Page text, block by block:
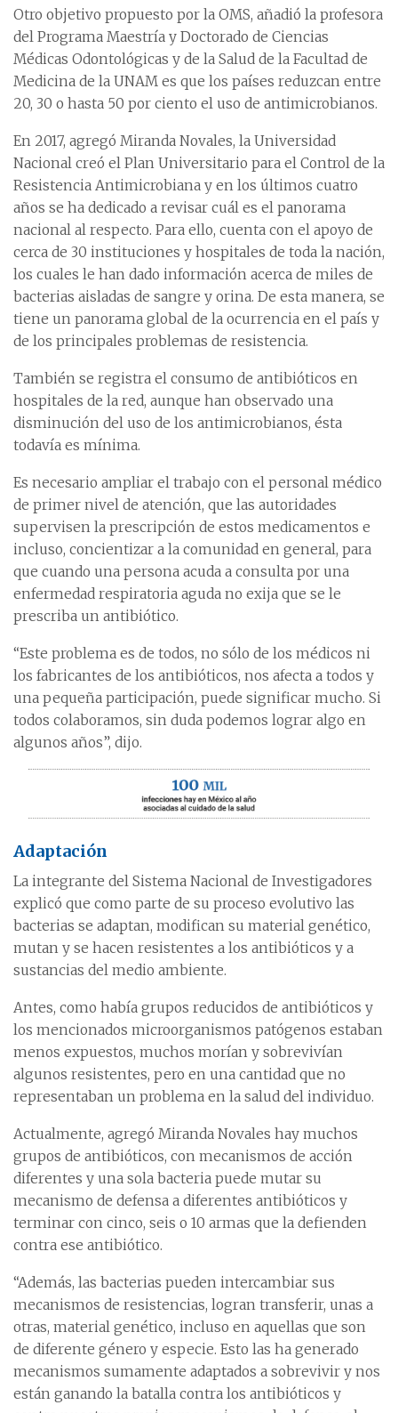
Otro objetivo propuesto por la OMS, añadió la profesora
del Programa Maestría y Doctorado de Ciencias
Médicas Odontológicas y de la Salud de la Facultad de
Medicina de la UNAM es que los países reduzcan entre
20, 30 o hasta 50 por ciento el uso de antimicrobianos.
En 2017, agregó Miranda Novales, la Universidad
Nacional creó el Plan Universitario para el Control de la
Resistencia Antimicrobiana y en los últimos cuatro
años se ha dedicado a revisar cuál es el panorama
nacional al respecto. Para ello, cuenta con el apoyo de
cerca de 30 instituciones y hospitales de toda la nación,
los cuales le han dado información acerca de miles de
bacterias aisladas de sangre y orina. De esta manera, se
tiene un panorama global de la ocurrencia en el país y
de los principales problemas de resistencia.
También se registra el consumo de antibióticos en
hospitales de la red, aunque han observado una
disminución del uso de los antimicrobianos, ésta
todavía es mínima.
Es necesario ampliar el trabajo con el personal médico
de primer nivel de atención, que las autoridades
supervisen la prescripción de estos medicamentos e
incluso, concientizar a la comunidad en general, para
que cuando una persona acuda a consulta por una
enfermedad respiratoria aguda no exija que se le
prescriba un antibiótico.
“Este problema es de todos, no sólo de los médicos ni
los fabricantes de los antibióticos, nos afecta a todos y
una pequeña participación, puede significar mucho. Si
todos colaboramos, sin duda podemos lograr algo en
algunos años”, dijo.
Adaptación
La integrante del Sistema Nacional de Investigadores
explicó que como parte de su proceso evolutivo las
bacterias se adaptan, modifican su material genético,
mutan y se hacen resistentes a los antibióticos y a
sustancias del medio ambiente.
Antes, como había grupos reducidos de antibióticos y
los mencionados microorganismos patógenos estaban
menos expuestos, muchos morían y sobrevivían
algunos resistentes, pero en una cantidad que no
representaban un problema en la salud del individuo.
Actualmente, agregó Miranda Novales hay muchos
grupos de antibióticos, con mecanismos de acción
diferentes y una sola bacteria puede mutar su
mecanismo de defensa a diferentes antibióticos y
terminar con cinco, seis o 10 armas que la defienden
contra ese antibiótico.
“Además, las bacterias pueden intercambiar sus
mecanismos de resistencias, logran transferir, unas a
otras, material genético, incluso en aquellas que son
de diferente género y especie. Esto las ha generado
mecanismos sumamente adaptados a sobrevivir y nos
están ganando la batalla contra los antibióticos y